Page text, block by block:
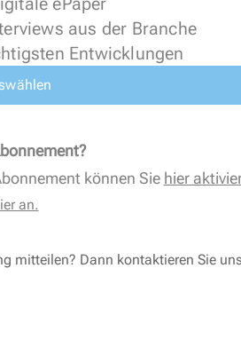
aus der Branche
Entwicklungen
können Sie hier
an.
mitteilen? Dann kontaktieren Sie